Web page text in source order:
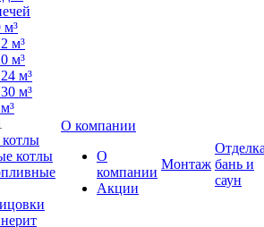
м³
м³
м³
м³
м³
котлы
О компании
О
компании
Акции
Монтаж бань и
саун